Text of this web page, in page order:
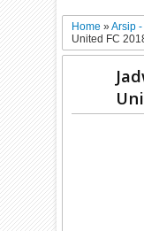
Home»Arsip
United FC